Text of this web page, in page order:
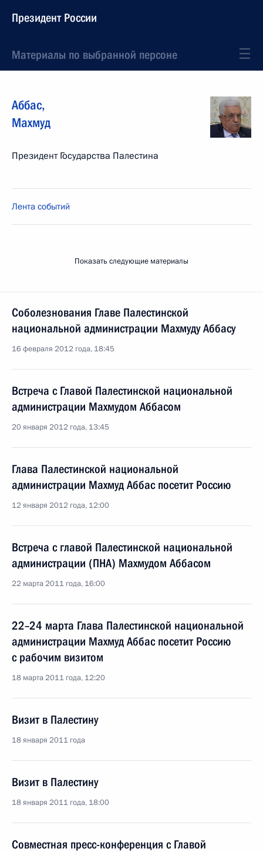
Президент России
Материалы по выбранной персоне
Аббас,
Махмуд
Президент Государства Палестина
Лента событий
Показать следующие материалы
Соболезнования Главе Палестинской
национальной администрации Махмуду Аббасу
16 февраля 2012 года, 18:45
Встреча с Главой Палестинской национальной
администрации Махмудом Аббасом
20 января 2012 года, 13:45
Глава Палестинской национальной
администрации Махмуд Аббас посетит Россию
12 января 2012 года, 12:00
Встреча с главой Палестинской национальной
администрации (ПНА) Махмудом Аббасом
22 марта 2011 года, 16:00
22–24 марта Глава Палестинской национальной
администрации Махмуд Аббас посетит Россию
с рабочим визитом
18 марта 2011 года, 12:20
Визит в Палестину
18 января 2011 года
Визит в Палестину
18 января 2011 года, 18:00
Совместная пресс-конференция с Главой